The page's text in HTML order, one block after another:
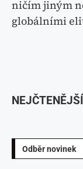
ničím jiným
globálními
Odběr novinek